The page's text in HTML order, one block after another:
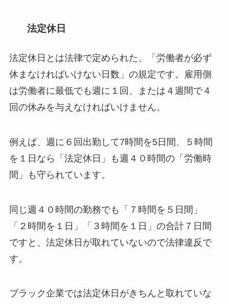
法定休日
法定休日とは法律で定められた、「労働者が必ず
休まなければいけない日数」の規定です。雇用側
は労働者に最低でも週に１回、または４週間で４
回の休みを与えなければいけません。
例えば、週に６回出勤して7時間を5日間、５時間
を１日なら「法定休日」も週４０時間の「労働時
間」も守られています。
同じ週４０時間の勤務でも「７時間を５日間」
「２時間を１日」「３時間を１日」の合計７日間
ですと、法定休日が取れていないので法律違反で
す。
ブラック企業では法定休日がきちんと取れていな